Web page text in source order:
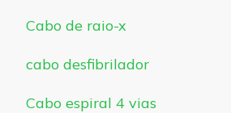
Cabo de raio-x
cabo desfibrilador
Cabo espiral 4 vias